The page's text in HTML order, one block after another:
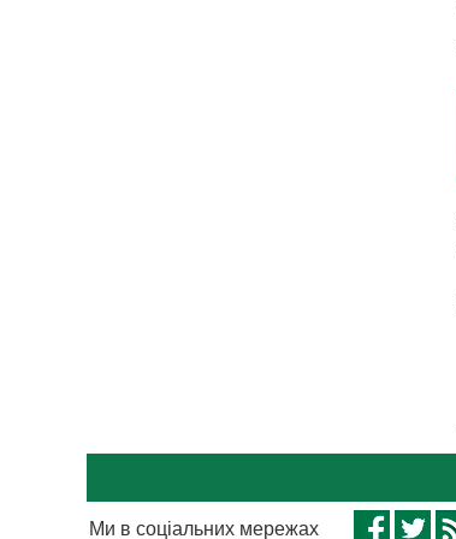
Ми в соціальних мережах